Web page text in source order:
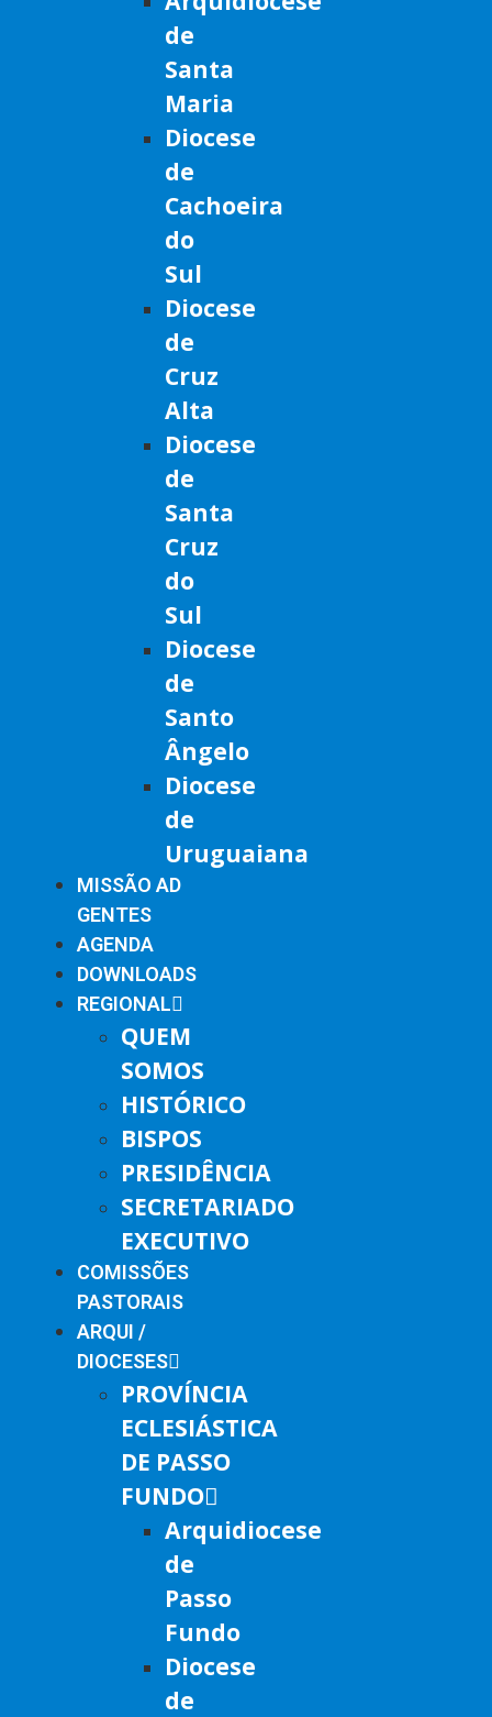
de
Santa
Maria
Diocese
de
Cachoeira
do
Sul
Diocese
de
Cruz
Alta
Diocese
de
Santa
Cruz
do
Sul
Diocese
de
Santo
Ângelo
Diocese
de
Uruguaiana
MISSÃO AD
GENTES
AGENDA
DOWNLOADS
REGIONAL
QUEM
SOMOS
HISTÓRICO
BISPOS
PRESIDÊNCIA
SECRETARIADO
EXECUTIVO
COMISSÕES
PASTORAIS
ARQUI /
DIOCESES
PROVÍNCIA
ECLESIÁSTICA
DE PASSO
FUNDO
Arquidiocese
de
Passo
Fundo
Diocese
de